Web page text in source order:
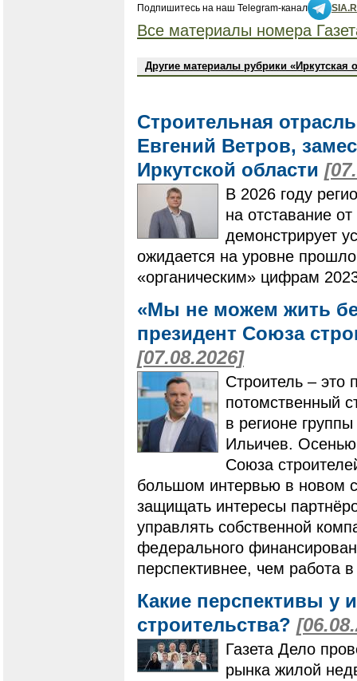
Подпишитесь на наш Telegram-канал
Все материалы номера
Другие материалы рубрики «Иркутская
Строительная
Евгений Ветров,
Иркутской области
В 2026 году
на отставание
демонстрирует
ожидается на уровне
«органическим» цифрам
«Мы не можем жить
президент Союза
[07.08.2026]
Строитель – это
потомственный
в регионе
Ильичев.
Союза
большом интервью в новом
защищать интересы
управлять собственной
федерального
перспективнее, чем работа в
Какие перспективы у
строительства?
Газета Дело
рынка жилой